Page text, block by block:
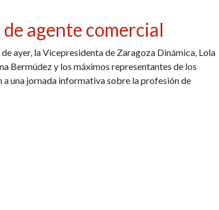
agente comercial
ayer, la Vicepresidenta de Zaragoza Dinámica, Lola
Bermúdez y los máximos representantes de los
a una jornada informativa sobre la profesión de